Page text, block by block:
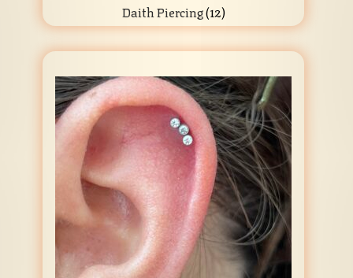
Daith Piercing(12)